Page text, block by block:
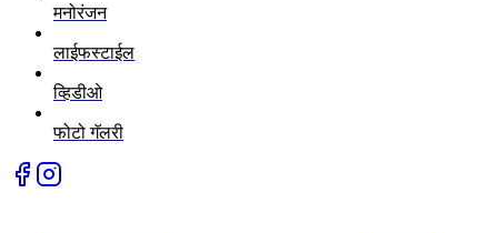
मनोरंजन
लाईफस्टाईल
व्हिडीओ
फोटो गॅलरी